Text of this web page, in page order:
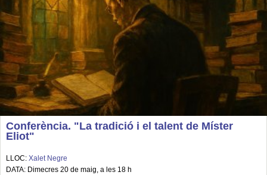
Conferència. "La tradició i el talent de Míster
Eliot"
LLOC: Xalet Negre
DATA: Dimecres 20 de maig, a les 18 h